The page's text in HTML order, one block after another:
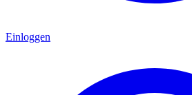
Einloggen